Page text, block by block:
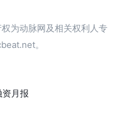
为动脉网及相关权利人专
。
月报